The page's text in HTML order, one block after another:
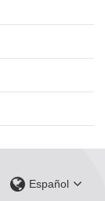
Español